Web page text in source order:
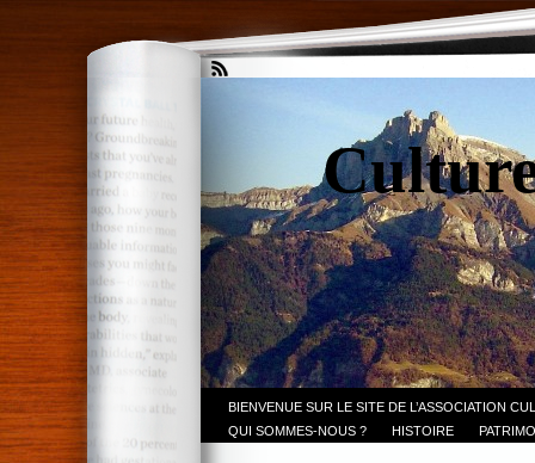
BIENVENUE SUR LE SITE DE L’ASSOCIATION
QUI SOMMES-NOUS ?
HISTOIRE